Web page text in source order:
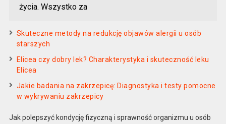
życia. Wszystko za
Skuteczne metody na redukcję objawów alergii u osób
starszych
Elicea czy dobry lek? Charakterystyka i skuteczność leku
Elicea
Jakie badania na zakrzepicę: Diagnostyka i testy pomocne
w wykrywaniu zakrzepicy
Jak polepszyć kondycję fizyczną i sprawność organizmu u osób